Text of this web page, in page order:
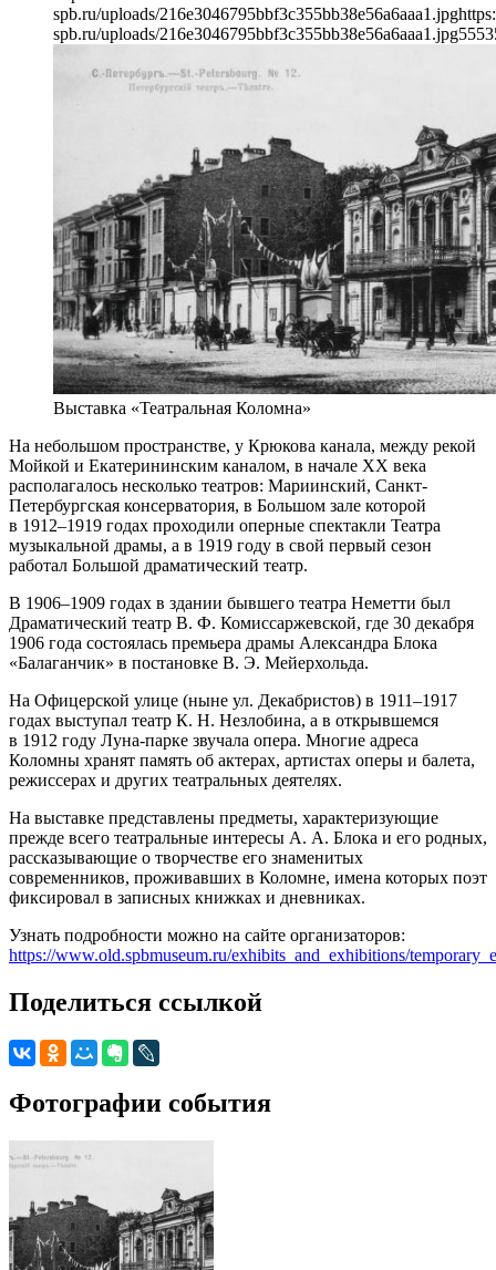
spb.ru/uploads/216e3046795bbf3c355bb38e56a6aaa1.jpg
spb.ru/uploads/216e3046795bbf3c355bb38e56a6aaa1.jpg555
Выставка «Театральная Коломна»
На небольшом пространстве, у Крюкова канала, между рекой
Мойкой и Екатерининским каналом, в начале ХХ века
располагалось несколько театров: Мариинский, Санкт-
Петербургская консерватория, в Большом зале которой
в 1912–1919 годах проходили оперные спектакли Театра
музыкальной драмы, а в 1919 году в свой первый сезон
работал Большой драматический театр.
В 1906–1909 годах в здании бывшего театра Неметти был
Драматический театр В. Ф. Комиссаржевской, где 30 декабря
1906 года состоялась премьера драмы Александра Блока
«Балаганчик» в постановке В. Э. Мейерхольда.
На Офицерской улице (ныне ул. Декабристов) в 1911–1917
годах выступал театр К. Н. Незлобина, а в открывшемся
в 1912 году Луна-парке звучала опера. Многие адреса
Коломны хранят память об актерах, артистах оперы и балета,
режиссерах и других театральных деятелях.
На выставке представлены предметы, характеризующие
прежде всего театральные интересы А. А. Блока и его родных,
рассказывающие о творчестве его знаменитых
современников, проживавших в Коломне, имена которых поэт
фиксировал в записных книжках и дневниках.
Узнать подробности можно на сайте организаторов:
https://www.old.spbmuseum.ru/exhibits_and_exhibitions/
Поделиться ссылкой
Фотографии события